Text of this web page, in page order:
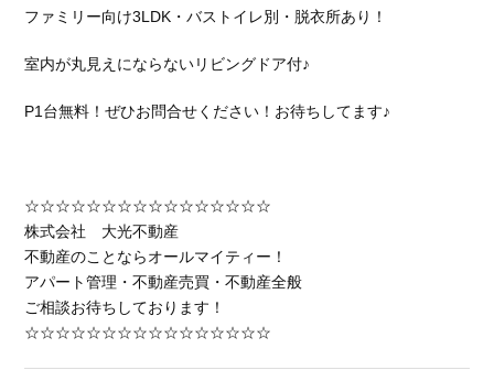
ファミリー向け3LDK・バストイレ別・脱衣所あり！
室内が丸見えにならないリビングドア付♪
P1台無料！ぜひお問合せください！お待ちしてます♪
☆☆☆☆☆☆☆☆☆☆☆☆☆☆☆☆
株式会社 大光不動産
不動産のことならオールマイティー！
アパート管理・不動産売買・不動産全般
ご相談お待ちしております！
☆☆☆☆☆☆☆☆☆☆☆☆☆☆☆☆